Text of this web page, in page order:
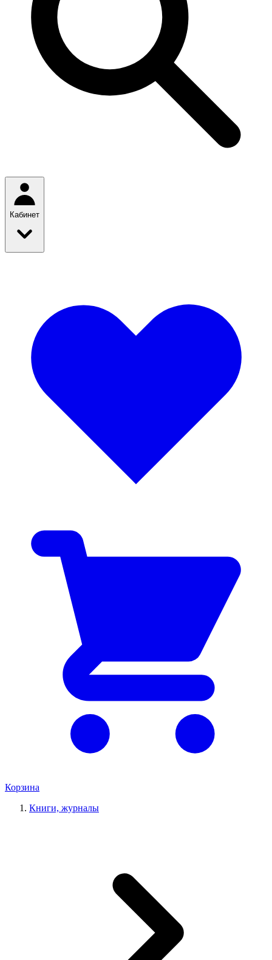
Кабинет
Корзина
Книги, журналы